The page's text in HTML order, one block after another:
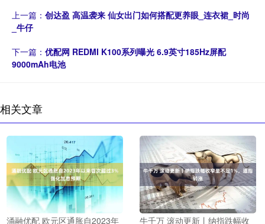
上一篇： 创达盈 高温袭来 仙女出门如何搭配更养眼_连衣裙_时尚
_牛仔
下一篇： 优配网 REDMI K100系列曝光 6.9英寸185Hz屏配
9000mAh电池
相关文章
涌融优配 欧元区通胀自2023年 牛千万 滚动更新丨纳指跌幅收